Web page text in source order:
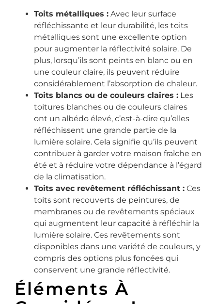
Toits métalliques : Avec leur surface
réfléchissante et leur durabilité, les toits
métalliques sont une excellente option
pour augmenter la réflectivité solaire. De
plus, lorsqu’ils sont peints en blanc ou en
une couleur claire, ils peuvent réduire
considérablement l’absorption de chaleur.
Toits blancs ou de couleurs claires : Les
toitures blanches ou de couleurs claires
ont un albédo élevé, c’est-à-dire qu’elles
réfléchissent une grande partie de la
lumière solaire. Cela signifie qu’ils peuvent
contribuer à garder votre maison fraîche en
été et à réduire votre dépendance à l’égard
de la climatisation.
Toits avec revêtement réfléchissant : Ces
toits sont recouverts de peintures, de
membranes ou de revêtements spéciaux
qui augmentent leur capacité à réfléchir la
lumière solaire. Ces revêtements sont
disponibles dans une variété de couleurs, y
compris des options plus foncées qui
conservent une grande réflectivité.
Éléments À